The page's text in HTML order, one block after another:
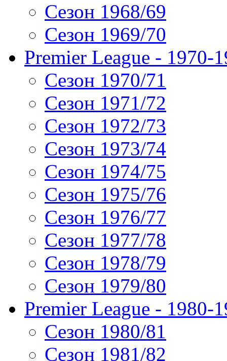
Сезон 1968/69
Сезон 1969/70
Premier League - 1970-
Сезон 1970/71
Сезон 1971/72
Сезон 1972/73
Сезон 1973/74
Сезон 1974/75
Сезон 1975/76
Сезон 1976/77
Сезон 1977/78
Сезон 1978/79
Сезон 1979/80
Premier League - 1980-
Сезон 1980/81
Сезон 1981/82